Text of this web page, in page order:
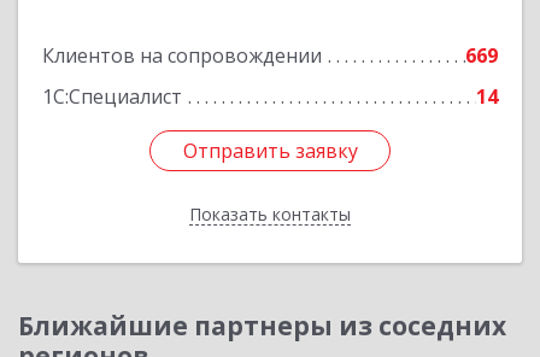
Клиентов на сопровождении
669
1С:Специалист
14
Отправить заявку
Показать контакты
Отправить заявку
Назад
Ближайшие партнеры из соседних